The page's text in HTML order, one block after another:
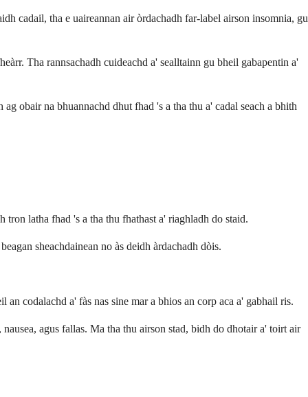
cadail, tha e uaireannan air òrdachadh far-label airson insomnia, gu
Tha rannsachadh cuideachd a' sealltainn gu bheil gabapentin a'
obair na bhuannachd dhut fhad 's a tha thu a' cadal seach a bhith
latha fhad 's a tha thu fhathast a' riaghladh do staid.
sheachdainean no às deidh àrdachadh dòis.
codalachd a' fàs nas sine mar a bhios an corp aca a' gabhail ris.
agus fallas. Ma tha thu airson stad, bidh do dhotair a' toirt air